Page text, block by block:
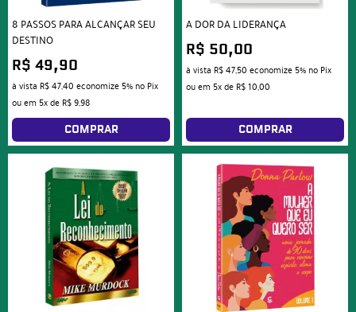
8 PASSOS PARA ALCANÇAR SEU
DESTINO
R$ 49,90
à vista R$ 47,40 economize 5% no Pix
ou em 5xde R$ 9,98
COMPRAR
A DOR DA LIDERANÇA
R$ 50,00
à vista R$ 47,50 economize 5% no Pix
ou em 5xde R$ 10,00
COMPRAR